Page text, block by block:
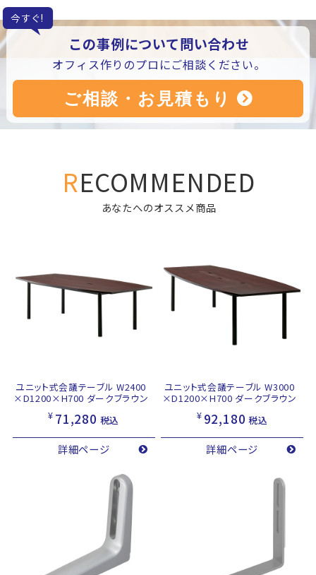
今すぐ!
この事例について問い合わせ
オフィス作りのプロにご相談ください。
RECOMMENDED
あなたへのオススメ商品
ユニット式会議テーブル W2400
×D1200×H700 ダークブラウン
¥ 71,280 税込
詳細ページ
ユニット式会議テーブル W3000
×D1200×H700 ダークブラウン
¥ 92,180 税込
詳細ページ